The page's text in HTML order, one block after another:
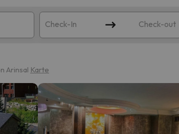
Check-In Check-out
Arinsal Karte